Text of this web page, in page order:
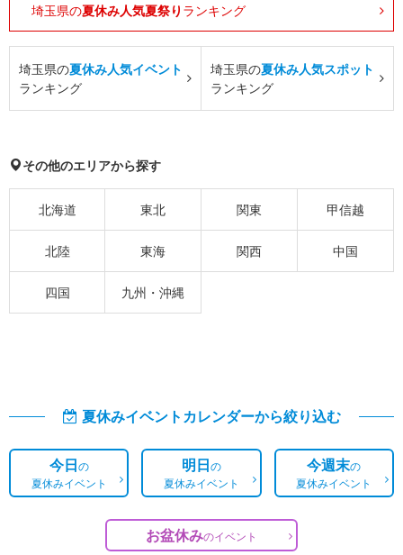
埼玉県の夏休み人気夏祭り ランキング
埼玉県の夏休み人気イベント
ランキング
埼玉県の夏休み人気スポット
ランキング
その他のエリアから探す
北海道 東北 関東 甲信越
北陸 東海 関西 中国
四国 九州・沖縄
夏休みイベントカレンダーから絞り込む
今日の
夏休みイベント
明日の
夏休みイベント
今週末の
夏休みイベント
お盆休みのイベント